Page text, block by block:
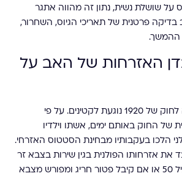
על שושלת נשית, נתון זה מהווה אתגר
פרטנית של תאריכי הגיוס, השחרור,
ההמשך.
האזרחות של האב על
סוגיה נוספת הקשורה לחוק של 1920 נוגעת לקטינים. על פי
של החוק באותם ימים, אשתו וילדיו
הלכו בעקבותיו מבחינת הסטטוס האזרחי.
אזרחותו הפולנית בגין שירות בצבא זר
למשל, אם היה מעל גיל 50 או אם קיבל פטור חריג ומפורש מצבא